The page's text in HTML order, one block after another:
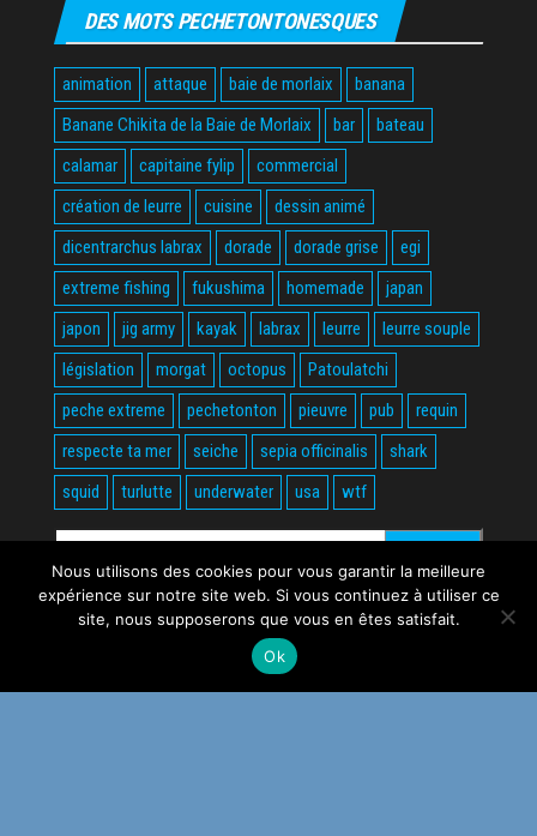
DES MOTS PECHETONTONESQUES
animation attaque baie de morlaix
banana
Banane Chikita de la Baie de Morlaix
bar
bateau
calamar
capitaine fylip
commercial
création de leurre
cuisine
dessin animé
dicentrarchus labrax
dorade dorade grise
egi
extreme fishing
fukushima homemade
japan
japon
jig army kayak labrax leurre
leurre souple
législation
morgat octopus
Patoulatchi
peche extreme
pechetonton pieuvre pub
requin
respecte ta mer
seiche sepia officinalis
shark
squid
turlutte underwater usa wtf
Rechercher :
WordPress
Nous utilisons des cookies pour vous garantir la meilleure
expérience sur notre site web. Si vous continuez à utiliser ce
site, nous supposerons que vous en êtes satisfait.
Ok